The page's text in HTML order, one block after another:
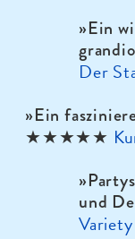
»Ein
Der
»Ein
★★★★★
»
und
Variety